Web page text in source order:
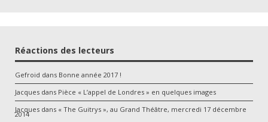
Réactions des lecteurs
Gefroid dans Bonne année 2017 !
Jacques dans Pièce « L’appel de Londres » en quelques images
Jacques dans « The Guitrys », au Grand Théâtre, mercredi 17 décembre
2014